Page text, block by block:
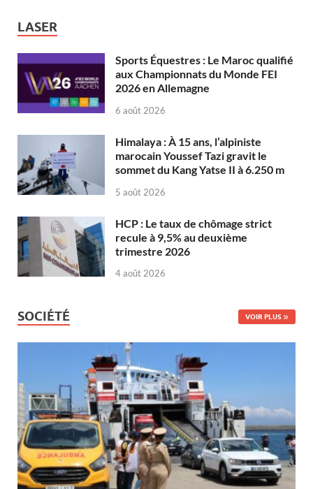
LASER
Sports Équestres : Le Maroc qualifié
aux Championnats du Monde FEI
2026 en Allemagne
6 août 2026
Himalaya : À 15 ans, l’alpiniste
marocain Youssef Tazi gravit le
sommet du Kang Yatse II à 6.250 m
5 août 2026
HCP : Le taux de chômage strict
recule à 9,5% au deuxième
trimestre 2026
4 août 2026
SOCIÉTÉ VOIR PLUS